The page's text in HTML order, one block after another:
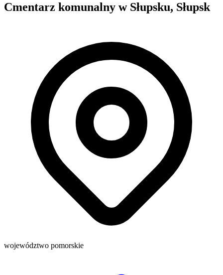
Cmentarz komunalny w Słupsku, Słupsk
województwo pomorskie